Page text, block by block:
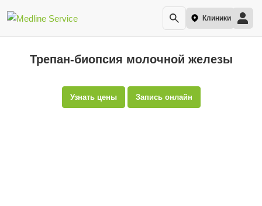
Клиники
Трепан-биопсия молочной железы
Узнать цены Запись онлайн